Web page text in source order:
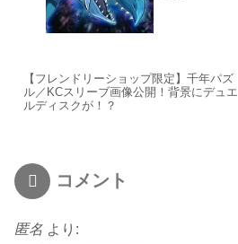
【フレンドリーショップ限定】千年パズ
ル／KCスリーブ画像公開！背景にデュエ
ルディスクが！？
コメント
匿名 より: